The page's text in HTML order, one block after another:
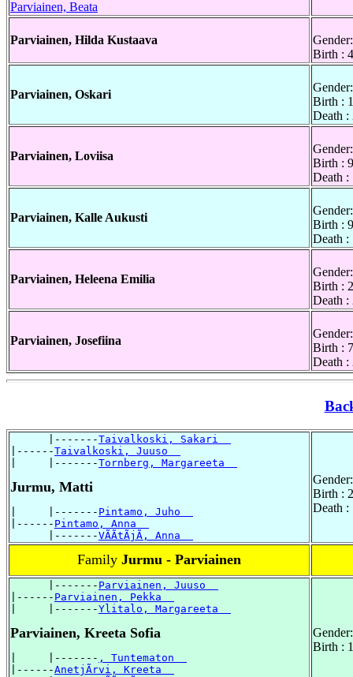
Parviainen, Beata
Parviainen, Hilda Kustaava
Birth :
Parviainen, Oskari
Birth :
Death :
Parviainen, Loviisa
Birth :
Death :
Parviainen, Kalle Aukusti
Birth :
Death :
Parviainen, Heleena Emilia
Birth :
Death
Parviainen, Josefiina
Birth :
Death :
      |-------
Taivalkoski, Sakari
|------Taivalkoski, Juuso
|     |-------Tornberg, Margareeta
Jurmu, Matti
|     |------- Pintamo, Juho
|------ Pintamo, Anna
      |-------
VÃÃtÃjÃ, Anna
Birth :
Death :
Family Jurmu - Parviainen
      |-------
Parviainen, Juuso
|------ Parviainen, Pekka
|     |-------Ylitalo, Margareeta
Parviainen, Kreeta Sofia
|     |------- , Tuntematon
|------AnetjÃrvi, Kreeta
Birth :